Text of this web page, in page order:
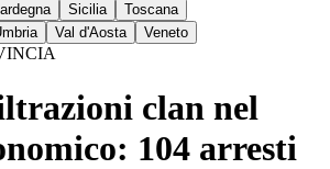
Sicilia
Toscana
Val d'Aosta Veneto
clan nel
104 arresti